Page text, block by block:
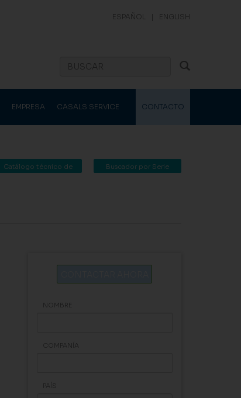
ESPAÑOL | ENGLISH
EMPRESA CASALS SERVICE CONTACTO
Buscador por Serie
Catálogo técnico de
NOMBRE
COMPANÍA
PAÍS